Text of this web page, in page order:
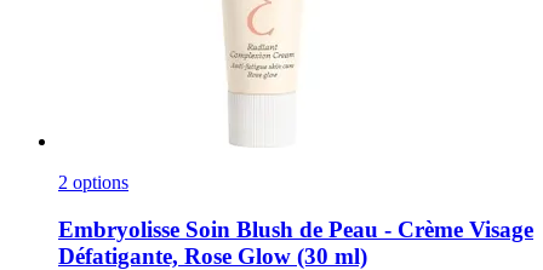
2 options
Embryolisse Soin Blush de Peau -​ Crème Visage
Défatigante, Rose Glow (30 ml)